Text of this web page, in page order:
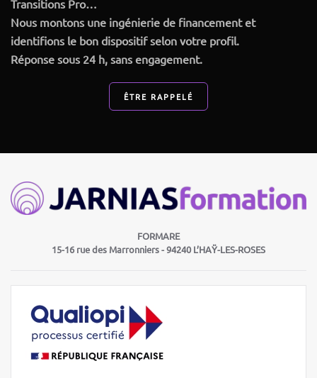
Transitions Pro…
Nous montons une ingénierie de financementet
identifions le bon dispositif selon votre profil.
Réponse sous 24 h, sans engagement.
ÊTRE RAPPELÉ
FORMARE
15-16 rue des Marronniers -94240 L’HAŸ-LES-ROSES